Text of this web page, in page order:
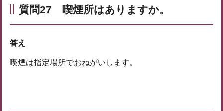
質問27 喫煙所はありますか。
答え
喫煙は指定場所でおねがいします。